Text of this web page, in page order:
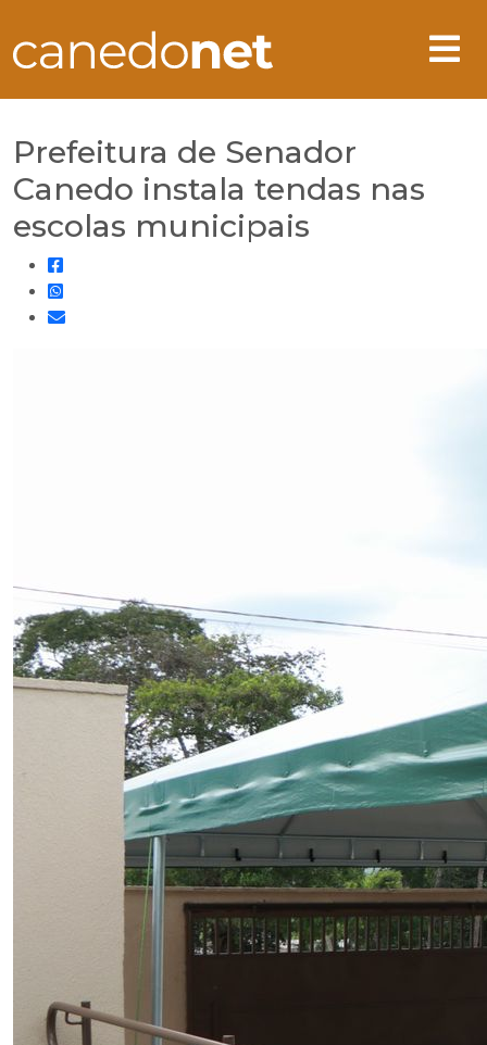
Prefeitura de Senador
Canedo instala tendas nas
escolas municipais